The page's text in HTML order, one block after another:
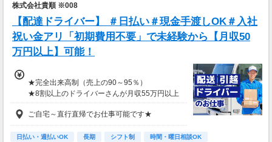
株式会社貴順 ※008
【配達ドライバー】 ＃日払い＃現金手渡しOK＃入社
祝い金アリ「初期費用不要」で未経験から【月収50
万円以上】可能！
★完全出来高制（売上の90～95％）
★8割以上のドライバーさんが月収55万円以上
★支度金5～25万円補助あり（規定有）
★選べる入社祝い金アリ
⇒「初回稼働1か月後に3万円」or「1年後に10
万円」or「2年後に20万円」選べます！
ご自宅～直行直帰でお仕事可能です★
日払い・週払いOK 長期 シフト制
時間・曜日相談OK